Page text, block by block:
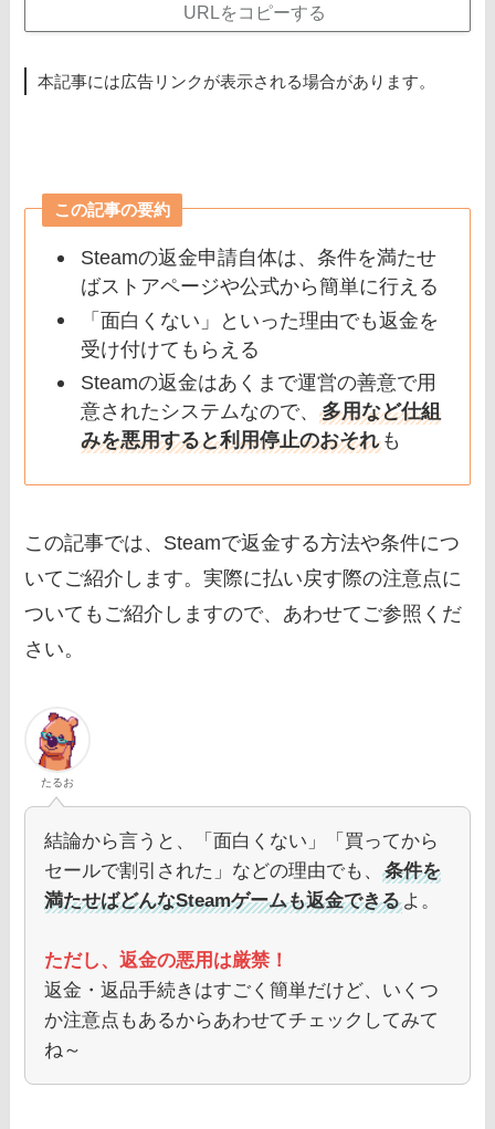
URLをコピーする
本記事には広告リンクが表示される場合があります。
この記事の要約
Steamの返金申請自体は、条件を満たせ
ばストアページや公式から簡単に行える
「面白くない」といった理由でも返金を
受け付けてもらえる
Steamの返金はあくまで運営の善意で用
意されたシステムなので、 多用など仕組
みを悪用すると利用停止のおそれも
この記事では、Steamで返金する方法や条件につ
いてご紹介します。実際に払い戻す際の注意点に
ついてもご紹介しますので、あわせてご参照くだ
さい。
たるお
結論から言うと、「面白くない」「買ってから
セールで割引された」などの理由でも、条件を
満たせばどんなSteamゲームも返金できるよ。
ただし、返金の悪用は厳禁！
返金・返品手続きはすごく簡単だけど、いくつ
か注意点もあるからあわせてチェックしてみて
ね～